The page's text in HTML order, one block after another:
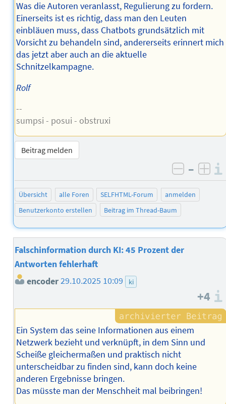
Was die Autoren veranlasst, Regulierung zu fordern.
Einerseits ist es richtig, dass man den Leuten
einbläuen muss, dass Chatbots grundsätzlich mit
Vorsicht zu behandeln sind, andererseits erinnert mich
das jetzt aber auch an die aktuelle
Schnitzelkampagne.
Rolf
--
sumpsi - posui - obstruxi
Beitrag melden
negativ
–
Übersicht alle Foren SELFHTML-Forum
anmelden
Benutzerkonto erstellen
Beitrag im Thread-Baum
Falschinformation durch KI: 45 Prozent der
Antworten fehlerhaft
encoder29.10.2025 10:09 ki
+4
Ein System das seine Informationen aus einem
Netzwerk bezieht und verknüpft, in dem Sinn und
Scheiße gleichermaßen und praktisch nicht
unterscheidbar zu finden sind, kann doch keine
anderen Ergebnisse bringen.
Das müsste man der Menschheit mal beibringen!